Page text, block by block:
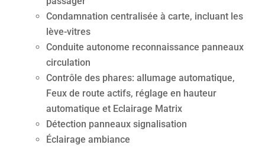
Condamnation centralisée à carte, incluant les
lève-vitres
Conduite autonome reconnaissance panneaux
circulation
Contrôle des phares: allumage automatique,
Feux de route actifs, réglage en hauteur
automatique et Eclairage Matrix
Détection panneaux signalisation
Éclairage ambiance